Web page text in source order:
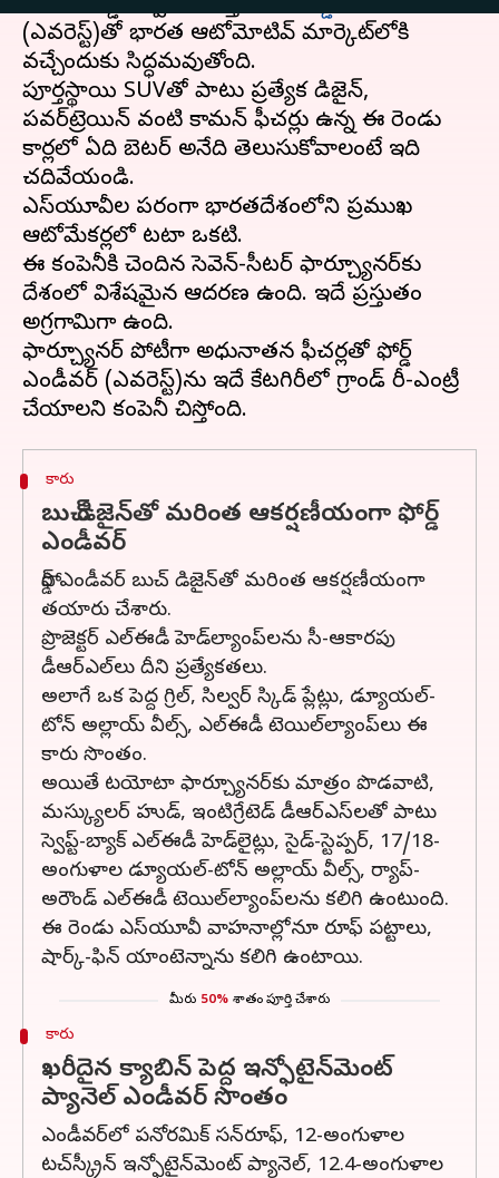
కంపెనీ ఫోర్డ్.. త్వరలో కొత్త తరంఫోర్డ్ ఎండీవర్
(ఎవరెస్ట్)తో భారత ఆటోమోటివ్ మార్కెట్‌లోకి
వచ్చేందుకు సిద్ధమవుతోంది.
పూర్తస్థాయి SUVతో పాటు ప్రత్యేక డిజైన్,
పవర్‌ట్రెయిన్‌ వంటి కామన్ ఫీచర్లు ఉన్న ఈ రెండు
కార్లలో ఏది బెటర్ అనేది తెలుసుకోవాలంటే ఇది
చదివేయండి.
ఎస్‌యూవీల పరంగా భారతదేశంలోని ప్రముఖ
ఆటోమేకర్లలో టయోటా ఒకటి.
ఈ కంపెనీకి చెందిన సెవెన్-సీటర్ ఫార్చ్యూనర్‌కు
దేశంలో విశేషమైన ఆదరణ ఉంది. ఇదే ప్రస్తుతం
అగ్రగామిగా ఉంది.
ఫార్చ్యూనర్‌ పోటీగా అధునాతన ఫీచర్లతో ఫోర్డ్
ఎండీవర్ (ఎవరెస్ట్)ను ఇదే కేటగిరీలో గ్రాండ్ రీ-ఎంట్రీ
కారు
బుచ్ డిజైన్‌తో మరింత ఆకర్షణీయంగా ఫోర్డ్
ఎండీవర్
ఫోర్డ్ ఎండీవర్ బుచ్ డిజైన్‌తో మరింత ఆకర్షణీయంగా
తయారు చేశారు.
ప్రొజెక్టర్ ఎల్ఈడీ హెడ్‌ల్యాంప్‌లను సీ-ఆకారపు
డీఆర్ఎల్‌లు దీని ప్రత్యేకతలు.
అలాగే ఒక పెద్ద గ్రిల్, సిల్వర్ స్కిడ్ ప్లేట్లు, డ్యూయల్-
టోన్ అల్లాయ్ వీల్స్, ఎల్ఈడీ టెయిల్‌ల్యాంప్‌లు ఈ
కారు సొంతం.
అయితే టయోటా ఫార్చ్యూనర్‌కు మాత్రం పొడవాటి,
మస్క్యులర్ హుడ్, ఇంటిగ్రేటెడ్ డీఆర్ఎస్‌లతో పాటు
స్వెప్ట్-బ్యాక్ ఎల్ఈడీ హెడ్‌లైట్లు, సైడ్-స్టెప్పర్, 17/18-
అంగుళాల డ్యూయల్-టోన్ అల్లాయ్ వీల్స్, ర్యాప్-
అరౌండ్ ఎల్ఈడీ టెయిల్‌ల్యాంప్‌లను కలిగి ఉంటుంది.
ఈ రెండు ఎస్‌యూవీ వాహనాల్లోనూ రూఫ్ పట్టాలు,
షార్క్-ఫిన్ యాంటెన్నాను కలిగి ఉంటాయి.
మీరు 50% శాతం పూర్తి చేశారు
కారు
ఖరీదైన క్యాబిన్ పెద్ద ఇన్ఫోటైన్‌మెంట్
ప్యానెల్‌ ఎండీవర్ సొంతం
ఎండీవర్‌లో పనోరమిక్ సన్‌రూఫ్, 12-అంగుళాల
టచ్‌స్క్రీన్ ఇన్ఫోటైన్‌మెంట్ ప్యానెల్, 12.4-అంగుళాల